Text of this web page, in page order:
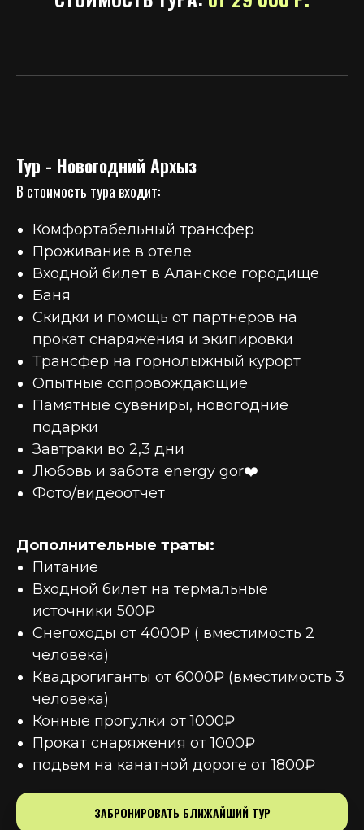
Тур - Новогодний Архыз
В стоимость тура входит:
Комфортабельный трансфер
Проживание в отеле
Входной билет в Аланское городище
Баня
Скидки и помощь от партнёров на
прокат снаряжения и экипировки
Трансфер на горнолыжный курорт
Опытные сопровождающие
Памятные сувениры, новогодние
подарки
Завтраки во 2,3 дни
Любовь и забота energy gor❤️
Фото/видеоотчет
Дополнительные траты:
Питание
⁠Входной билет на термальные
источники 500₽
⁠Снегоходы от 4000₽ ( вместимость 2
человека)
⁠Квадрогиганты от 6000₽ (вместимость 3
человека)
⁠Конные прогулки от 1000₽
⁠Прокат снаряжения от 1000₽
подьем на канатной дороге от 1800₽
ЗАБРОНИРОВАТЬ БЛИЖАЙШИЙ ТУР